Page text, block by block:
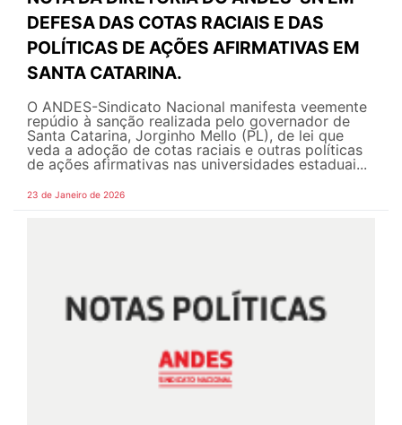
DEFESA DAS COTAS RACIAIS E DAS
POLÍTICAS DE AÇÕES AFIRMATIVAS EM
SANTA CATARINA.
O ANDES-Sindicato Nacional manifesta veemente
repúdio à sanção realizada pelo governador de
Santa Catarina, Jorginho Mello (PL), de lei que
veda a adoção de cotas raciais e outras políticas
de ações afirmativas nas universidades estaduai...
23 de Janeiro de 2026